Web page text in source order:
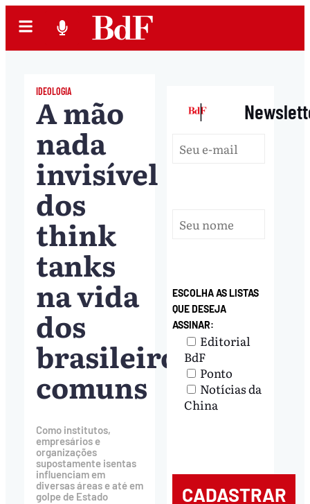
IDEOLOGIA
A mão
nada
invisível
dos
think
tanks
na vida
dos
brasileiros
comuns
Como institutos,
empresários e
organizações
supostamente isentas
influenciam em
diversas áreas e até em
golpe de Estado
|
ESCOLHA AS LISTAS
QUE DESEJA
ASSINAR:
Editorial
BdF
Ponto
Notícias da
China